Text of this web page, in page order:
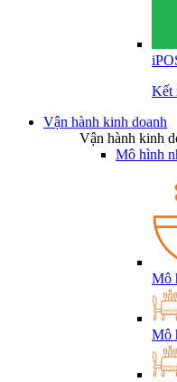
Kết
Vận hành kinh doanh
Vận hành kinh
Mô hình
Mô
Mô